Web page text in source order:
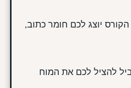
יוצג לכם חומר כתוב,
להציל לכם את המוח